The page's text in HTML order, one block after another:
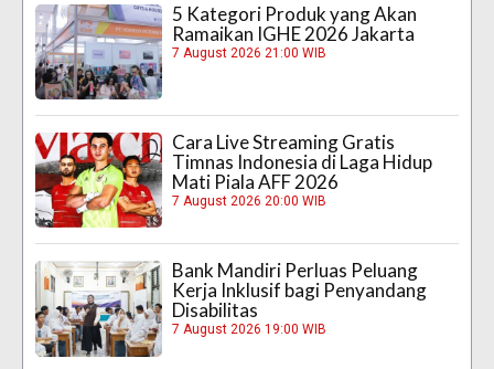
5 Kategori Produk yang Akan
Ramaikan IGHE 2026 Jakarta
7 August 2026 21:00 WIB
Cara Live Streaming Gratis
Timnas Indonesia di Laga Hidup
Mati Piala AFF 2026
7 August 2026 20:00 WIB
Bank Mandiri Perluas Peluang
Kerja Inklusif bagi Penyandang
Disabilitas
7 August 2026 19:00 WIB